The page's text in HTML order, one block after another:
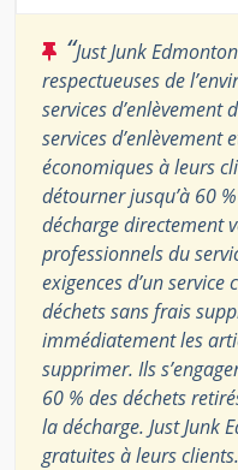
“Just Junk
respectueuses de
services d’enlèvement
services d’enlèvement
économiques à leurs
détourner jusqu’à 60
décharge directement
professionnels du
exigences d’un
déchets sans frais
immédiatement les
supprimer. Ils
60 % des déchets
la décharge. Just Junk
gratuites à leurs clients.